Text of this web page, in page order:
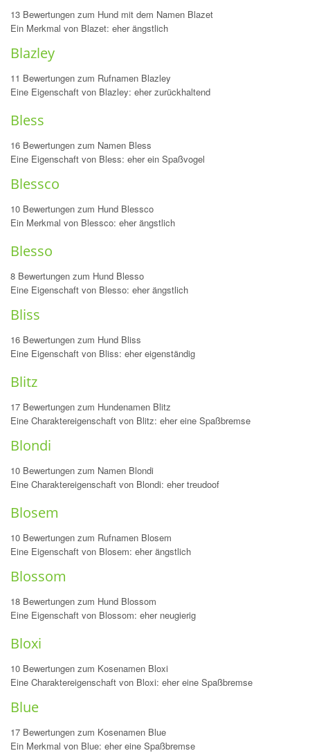
13 Bewertungen zum Hund mit dem Namen Blazet
Ein Merkmal von Blazet: eher ängstlich
Blazley
11 Bewertungen zum Rufnamen Blazley
Eine Eigenschaft von Blazley: eher zurückhaltend
Bless
16 Bewertungen zum Namen Bless
Eine Eigenschaft von Bless: eher ein Spaßvogel
Blessco
10 Bewertungen zum Hund Blessco
Ein Merkmal von Blessco: eher ängstlich
Blesso
8 Bewertungen zum Hund Blesso
Eine Eigenschaft von Blesso: eher ängstlich
Bliss
16 Bewertungen zum Hund Bliss
Eine Eigenschaft von Bliss: eher eigenständig
Blitz
17 Bewertungen zum Hundenamen Blitz
Eine Charaktereigenschaft von Blitz: eher eine Spaßbremse
Blondi
10 Bewertungen zum Namen Blondi
Eine Charaktereigenschaft von Blondi: eher treudoof
Blosem
10 Bewertungen zum Rufnamen Blosem
Eine Eigenschaft von Blosem: eher ängstlich
Blossom
18 Bewertungen zum Hund Blossom
Eine Eigenschaft von Blossom: eher neugierig
Bloxi
10 Bewertungen zum Kosenamen Bloxi
Eine Charaktereigenschaft von Bloxi: eher eine Spaßbremse
Blue
17 Bewertungen zum Kosenamen Blue
Ein Merkmal von Blue: eher eine Spaßbremse